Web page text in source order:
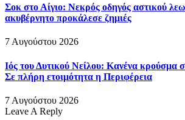
Σοκ στο Αίγιο: Νεκρός οδηγός αστικού
ακυβέρνητο προκάλεσε ζημιές
7 Αυγούστου 2026
Ιός του Δυτικού Νείλου: Κανένα κρούσμα
Σε πλήρη ετοιμότητα η Περιφέρεια
7 Αυγούστου 2026
Leave A Reply